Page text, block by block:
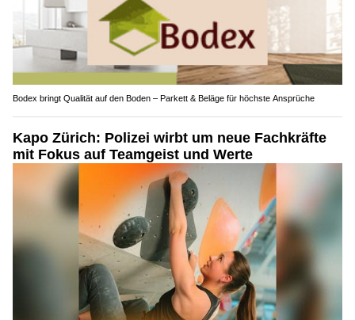
Bodex bringt Qualität auf den Boden – Parkett & Beläge für höchste Ansprüche
Kapo Zürich: Polizei wirbt um neue Fachkräfte
mit Fokus auf Teamgeist und Werte